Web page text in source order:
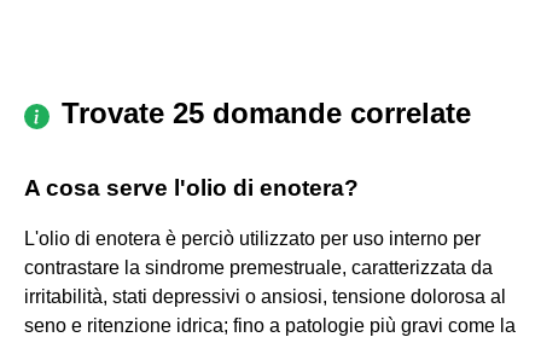
Trovate 25 domande correlate
A cosa serve l'olio di enotera?
L'olio di enotera è perciò utilizzato per uso interno per
contrastare la sindrome premestruale, caratterizzata da
irritabilità, stati depressivi o ansiosi, tensione dolorosa al
seno e ritenzione idrica; fino a patologie più gravi come la